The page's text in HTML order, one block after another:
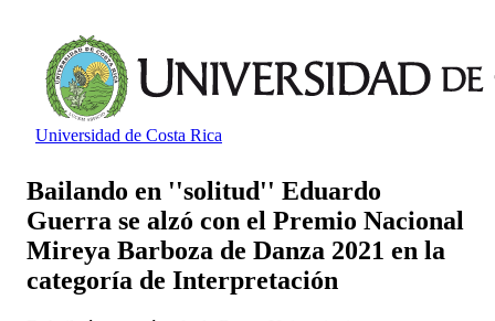
Universidad de Costa Rica
Bailando en ''solitud'' Eduardo
Guerra se alzó con el Premio Nacional
Mireya Barboza de Danza 2021 en la
categoría de Interpretación